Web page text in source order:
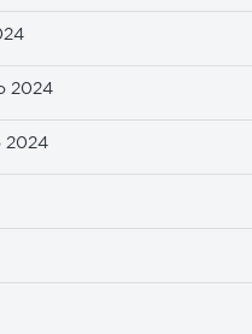
2024
2024